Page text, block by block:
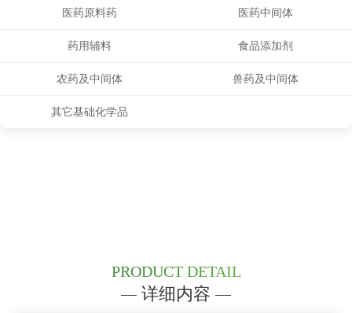
医药原料药 医药中间体
药用辅料 食品添加剂
农药及中间体 兽药及中间体
其它基础化学品
PRODUCT DETAIL
详细内容